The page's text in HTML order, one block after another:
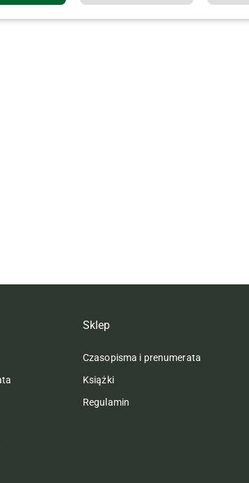
Sklep
Czasopisma i prenumerata
Książki
Regulamin